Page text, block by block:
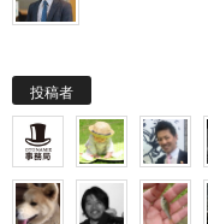
投稿者